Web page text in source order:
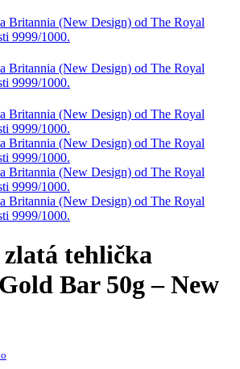
tehlička
Bar 50g – New